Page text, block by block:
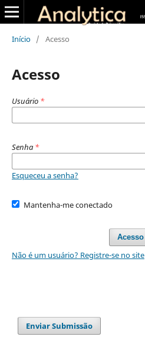
Início / Acesso
Acesso
Usuário *
Senha *
Esqueceu a senha?
Mantenha-me conectado
Acesso
Não é um usuário? Registre-se no site
Enviar Submissão